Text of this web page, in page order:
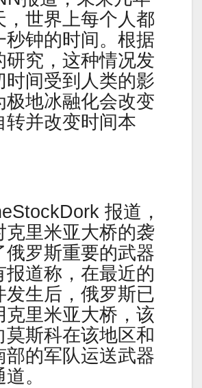
，世界上每个人都
秒钟的时间。根据
研究，这种情况发
时间受到人类的影
极地冰融化会改变
转并改变时间本
报道，
克里米亚大桥的袭
俄罗斯重要的武器
报道称，在最近的
发生后，俄罗斯已
克里米亚大桥，该
莫斯科在该地区和
部的军队运送武器
。